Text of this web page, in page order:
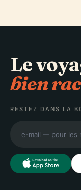
Le
bien
RESTEZ DANS LA